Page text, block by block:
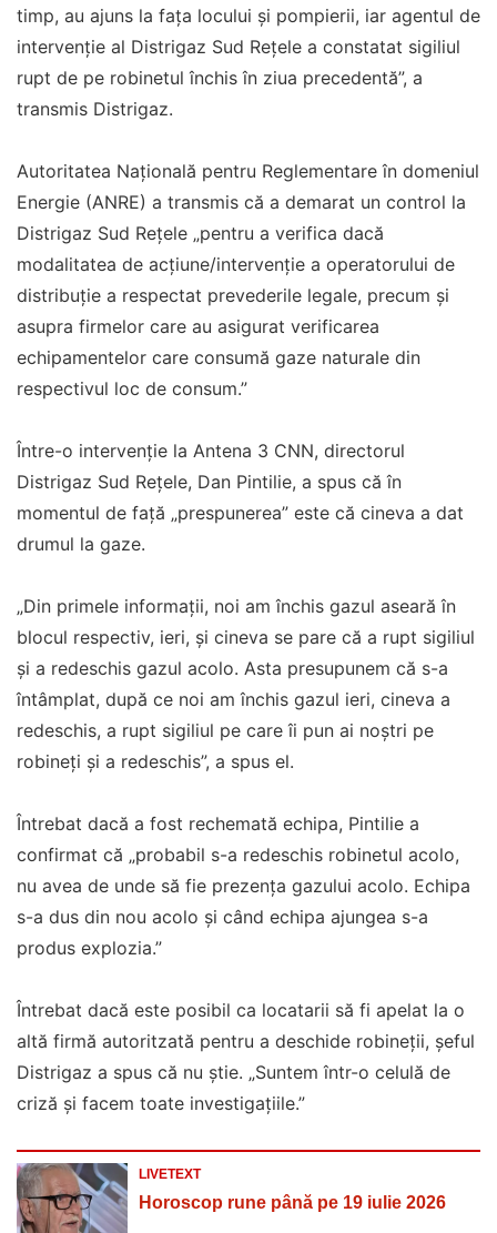
timp, au ajuns la fața locului și pompierii, iar agentul de
intervenție al Distrigaz Sud Rețele a constatat sigiliul
rupt de pe robinetul închis în ziua precedentă”, a
transmis Distrigaz.
Autoritatea Națională pentru Reglementare în domeniul
Energie (ANRE) a transmis că a demarat un control la
Distrigaz Sud Rețele „pentru a verifica dacă
modalitatea de acțiune/intervenție a operatorului de
distribuție a respectat prevederile legale, precum și
asupra firmelor care au asigurat verificarea
echipamentelor care consumă gaze naturale din
respectivul loc de consum.”
Între-o intervenție la Antena 3 CNN, directorul
Distrigaz Sud Rețele, Dan Pintilie, a spus că în
momentul de față „prespunerea” este că cineva a dat
drumul la gaze.
„Din primele informații, noi am închis gazul aseară în
blocul respectiv, ieri, și cineva se pare că a rupt sigiliul
și a redeschis gazul acolo. Asta presupunem că s-a
întâmplat, după ce noi am închis gazul ieri, cineva a
redeschis, a rupt sigiliul pe care îi pun ai noștri pe
robineți și a redeschis”, a spus el.
Întrebat dacă a fost rechemată echipa, Pintilie a
confirmat că „probabil s-a redeschis robinetul acolo,
nu avea de unde să fie prezența gazului acolo. Echipa
s-a dus din nou acolo și când echipa ajungea s-a
produs explozia.”
Întrebat dacă este posibil ca locatarii să fi apelat la o
altă firmă autoritzată pentru a deschide robineții, șeful
Distrigaz a spus că nu știe. „Suntem într-o celulă de
criză și facem toate investigațiile.”
LIVETEXT
Horoscop rune până pe 19 iulie 2026